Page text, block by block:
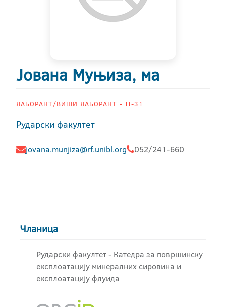
Јована Муњиза, ма
ЛАБОРАНТ/ВИШИ ЛАБОРАНТ - II-31
Рударски факултет
jovana.munjiza@rf.unibl.org 052/241-660
Чланица
Рударски факултет - Катедра за површинску
експлоатацију минералних сировина и
експлоатацију флуида